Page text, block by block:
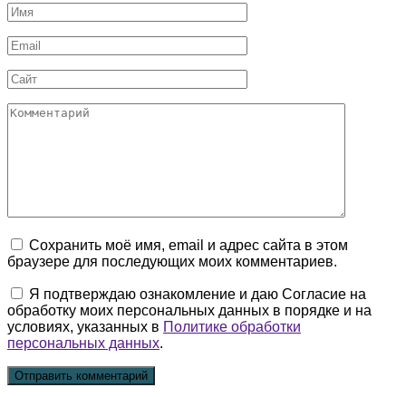
Имя
*
Email
*
Сайт
Комментарий
Сохранить моё имя, email и адрес сайта в этом
браузере для последующих моих комментариев.
Я подтверждаю ознакомление и даю Согласие на
обработку моих персональных данных в порядке и на
условиях, указанных в Политике обработки
персональных данных.